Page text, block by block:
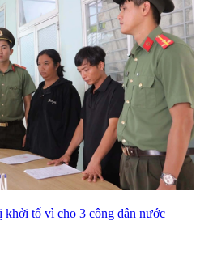
khởi tố vì cho 3 công dân nước